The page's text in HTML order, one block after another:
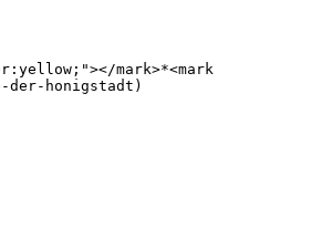
mark>*<mark
honigstadt)